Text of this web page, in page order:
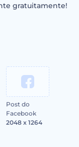
gratuitamente!
Post do
Facebook
2048 x 1264